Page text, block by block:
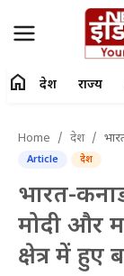
Home
देश
राज्य
home देश राज्य
Home देश भारत-
Article देश
भारत-
मोदी और
क्षेत्र में